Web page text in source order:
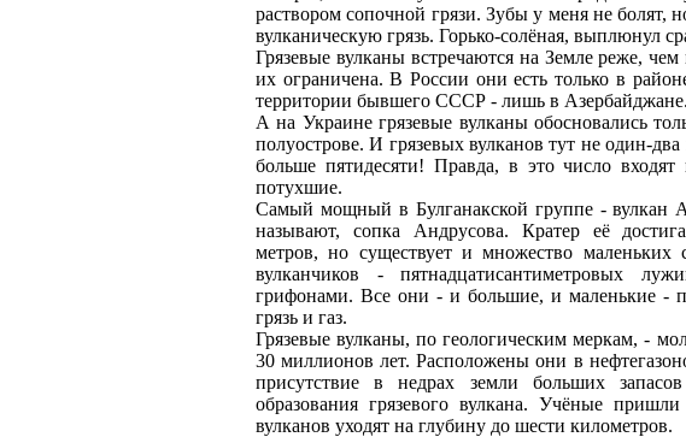
раствором сопочной грязи. Зубы у меня не болят,
вулканическую грязь. Горько-солёная, выплюнул
Грязевые вулканы встречаются на Земле реже,
их ограничена. В России они есть только в
территории бывшего СССР - лишь в Азербайджане.
А на Украине грязевые вулканы обосновались
полуострове. И грязевых вулканов тут не один-два
больше пятидесяти! Правда, в это число
потухшие.
Самый мощный в Булганакской группе - вулкан
называют, сопка Андрусова. Кратер её
метров, но существует и множество маленьких
вулканчиков - пятнадцатисантиметровых
грифонами. Все они - и большие, и маленькие -
грязь и газ.
Грязевые вулканы, по геологическим меркам, -
30 миллионов лет. Расположены они в
присутствие в недрах земли больших
образования грязевого вулкана. Учёные
вулканов уходят на глубину до шести километров.